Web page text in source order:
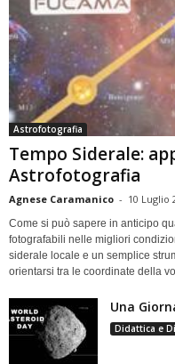
Astrofotografia
Tempo Siderale:
Astrofotografia
Agnese Caramanico - 10 Luglio
Come si può sapere in anticipo
fotografabili nelle migliori
siderale locale e un semplice
orientarsi tra le coordinate della
Una
Didattica e